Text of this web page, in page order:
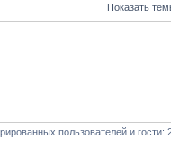
Показать
пользователей и гости: